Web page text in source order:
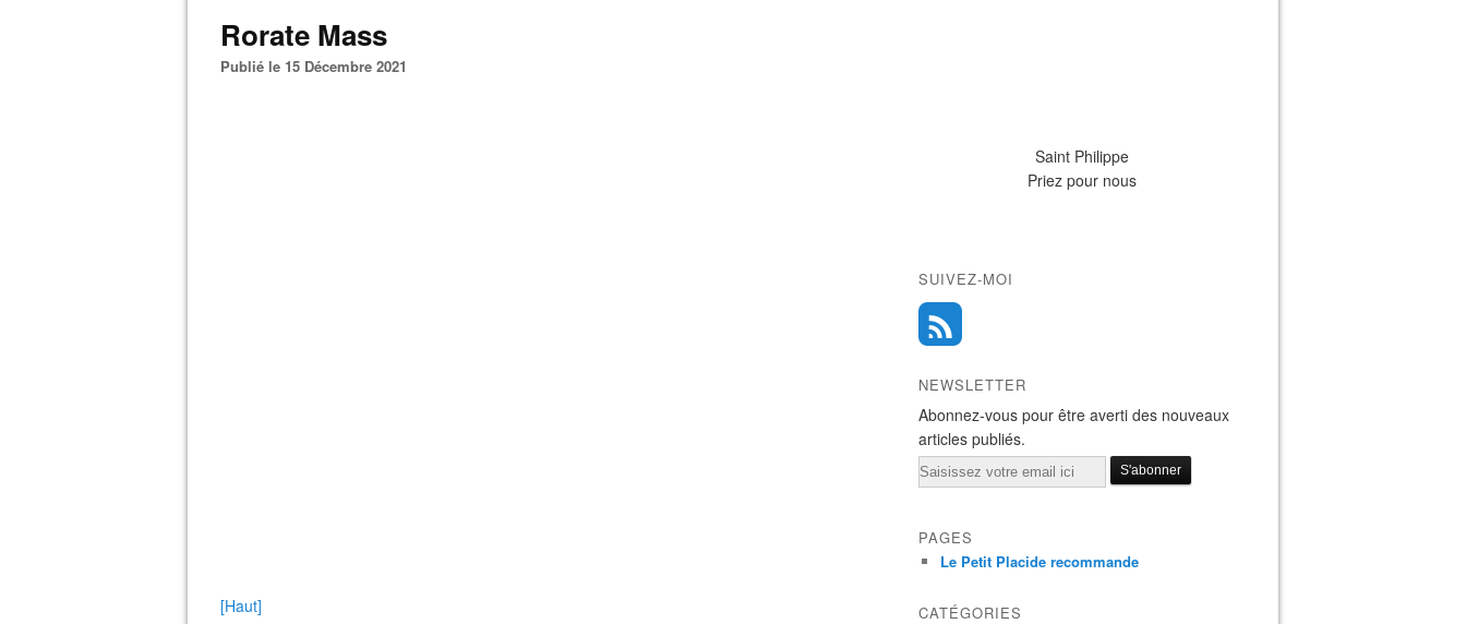
Rorate Mass
Publié le 15 Décembre 2021
[Haut]
Saint Philippe
Priez pour nous
SUIVEZ-MOI
NEWSLETTER
Abonnez-vous pour être averti des nouveaux
articles publiés.
Email
PAGES
Le Petit Placide recommande
CATÉGORIES